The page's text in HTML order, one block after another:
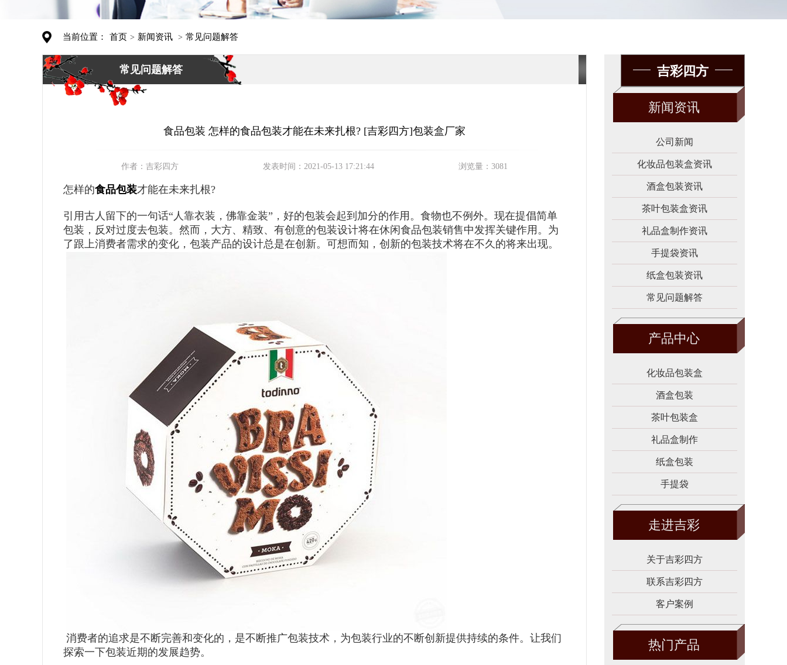
当前位置： 首页 > 新闻资讯 > 常见问题解答
常见问题解答
食品包装 怎样的食品包装才能在未来扎根? [吉彩四方]包装盒厂家
作者： 吉彩四方 发表时间： 2021-05-13 17:21:44 浏览量： 3081
怎样的食品包装才能在未来扎根?
引用古人留下的一句话“人靠衣装，佛靠金装”，好的包装会起到加分的作用。食物也不例外。现在提倡简单
包装，反对过度去包装。然而，大方、精致、有创意的包装设计将在休闲食品包装销售中发挥关键作用。为
了跟上消费者需求的变化，包装产品的设计总是在创新。可想而知，创新的包装技术将在不久的将来出现。
消费者的追求是不断完善和变化的，是不断推广包装技术，为包装行业的不断创新提供持续的条件。让我们
探索一下包装近期的发展趋势。
吉彩四方
新闻资讯
公司新闻
化妆品包装盒资讯
酒盒包装资讯
茶叶包装盒资讯
礼品盒制作资讯
手提袋资讯
纸盒包装资讯
常见问题解答
产品中心
化妆品包装盒
酒盒包装
茶叶包装盒
礼品盒制作
纸盒包装
手提袋
走进吉彩
关于吉彩四方
联系吉彩四方
客户案例
热门产品